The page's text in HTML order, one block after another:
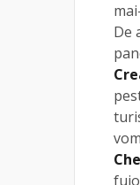
De